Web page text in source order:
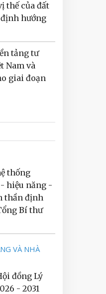
thế của đất
hướng
tảng tư
Nam và
giai đoạn
thống
hiệu năng -
thần định
Bí thư
VÀ NHÀ
đồng Lý
- 2031